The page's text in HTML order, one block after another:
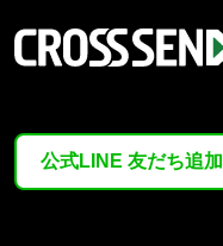
公式LINE 友だち追加